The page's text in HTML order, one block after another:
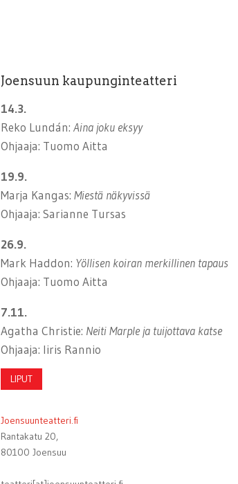
Joensuun kaupunginteatteri
14.3.
Reko Lundán: Aina joku eksyy
Ohjaaja: Tuomo Aitta
19.9.
Marja Kangas: Miestä näkyvissä
Ohjaaja: Sarianne Tursas
26.9.
Mark Haddon: Yöllisen koiran merkillinen tapaus
Ohjaaja: Tuomo Aitta
7.11.
Agatha Christie: Neiti Marple ja tuijottava katse
Ohjaaja: Iiris Rannio
LIPUT
Joensuunteatteri.fi
Rantakatu 20,
80100 Joensuu